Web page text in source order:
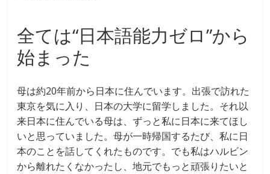
全ては“日本語能力ゼロ”から
始まった
母は約20年前から日本に住んでいます。出張で訪れた
東京を気に入り、日本の大学に留学しました。それ以
来日本に住んでいる母は、ずっと私に日本に来てほし
いと思っていました。母が一時帰国するたび、私に日
本のことを話してくれたものです。でも私はハルビン
から離れたくなかったし、地元でもっと頑張りたいと